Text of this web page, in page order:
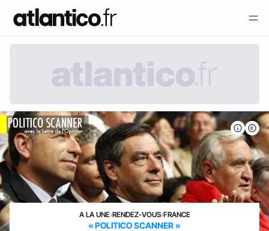
A LA UNE›RENDEZ-VOUS›FRANCE
« POLITICO SCANNER »